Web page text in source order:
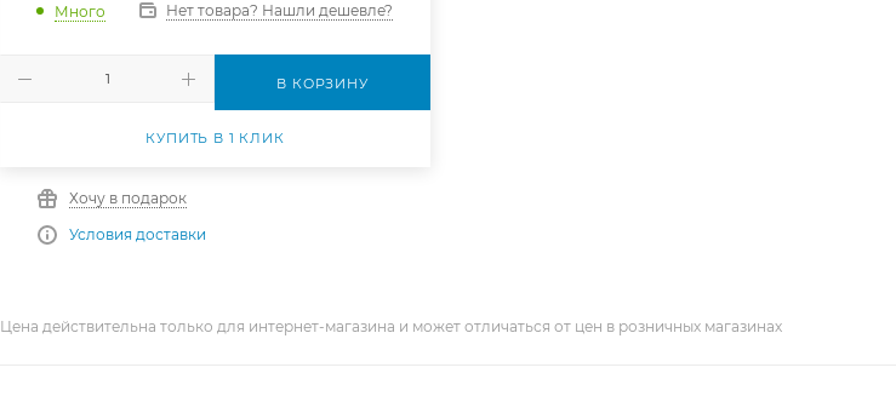
Много Нет товара? Нашли дешевле?
В КОРЗИНУ
КУПИТЬ В 1 КЛИК
Хочу в подарок
Условия доставки
Цена действительна только для интернет-магазина и может отличаться от цен в розничных магазинах